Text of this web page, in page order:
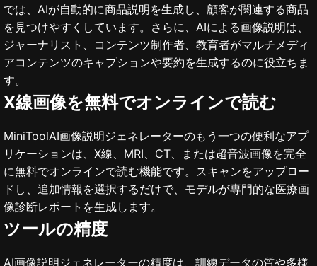
では、AIが自動的に商品説明を生成し、顧客が関連する商品
を見つけやすくしています。さらに、AIによる画像説明は、
ジャーナリスト、コンテンツ制作者、教育者がマルチメディ
アコンテンツのキャプションや要約を生成するのに役立ちま
す。
X線画像を無料でオンラインで読む
MiniToolAI画像説明ジェネレーターのもう一つの便利なアプ
リケーションは、X線、MRI、CT、または超音波画像を完全
に無料でオンラインで読む機能です。スキャンをアップロー
ドし、追加情報を選択するだけで、モデルが専門的な医療画
像診断レポートを生成します。
ツールの精度
AI画像説明ジェネレーターの精度は、訓練データの質や多様